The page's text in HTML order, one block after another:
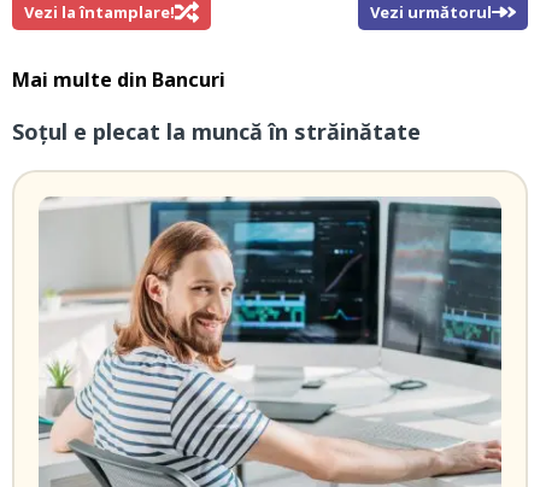
Vezi la întamplare! Vezi următorul
Mai multe din Bancuri
Soțul e plecat la muncă în străinătate